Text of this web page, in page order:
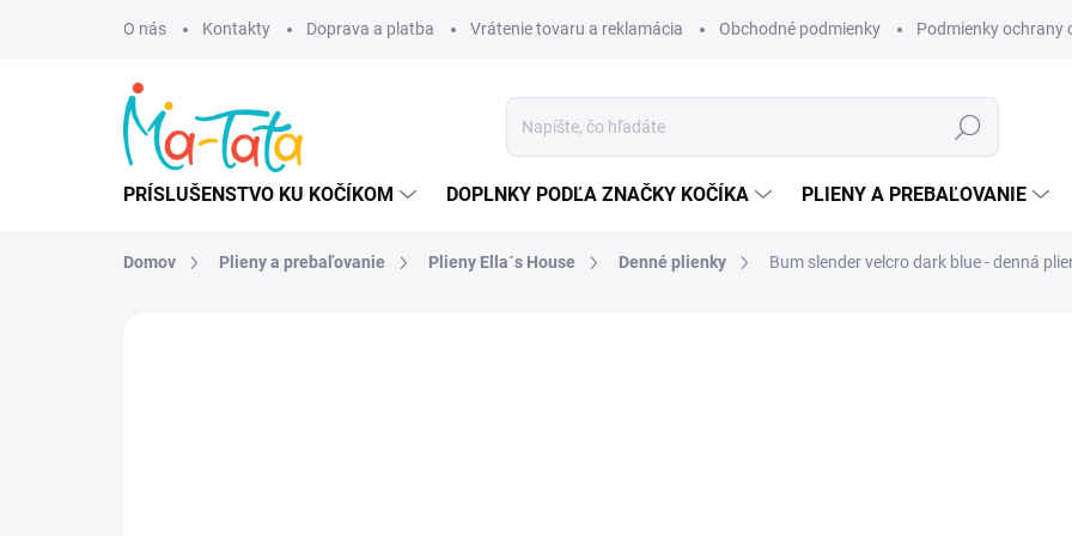
O nás Kontakty Doprava a platba Vrátenie tovaru a reklamácia Obchodné podmienky Podmienky ochrany
Hľadať
PRÍSLUŠENSTVO KU KOČÍKOM DOPLNKY PODĽA ZNAČKY KOČÍKA PLIENY A PREBAĽOVANIE
Domov Plieny a prebaľovanie Plieny Ella´s House Denné plienky Bum slender velcro dark blue - denná